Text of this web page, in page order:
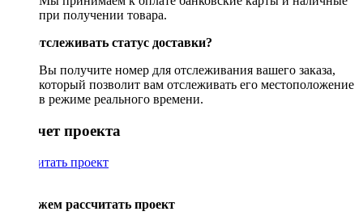
при получении товара.
Как отслеживать статус доставки?
Вы получите номер для отслеживания вашего заказа,
который позволит вам отслеживать его местоположение
в режиме реального времени.
Рассчет проекта
Рассчитать проект
Поможем рассчитать проект